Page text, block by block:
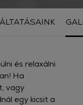
és relaxálni
Ha
vagy
egy kicsit a